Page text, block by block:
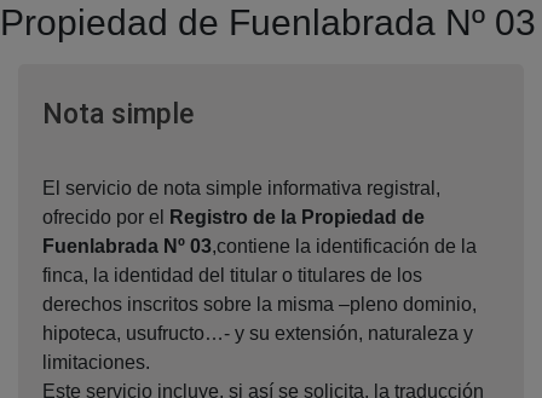
Propiedad de Fuenlabrada Nº 03
Nota simpleVentana nueva
El servicio de nota simple informativa registral,
ofrecido por el
Registro de la Propiedad de
Fuenlabrada Nº 03,contiene la identificación de la
finca, la identidad del titular o titulares de los
derechos inscritos sobre la misma –pleno dominio,
hipoteca, usufructo…- y su extensión, naturaleza y
limitaciones.
Este servicio incluye, si así se solicita, la traducción